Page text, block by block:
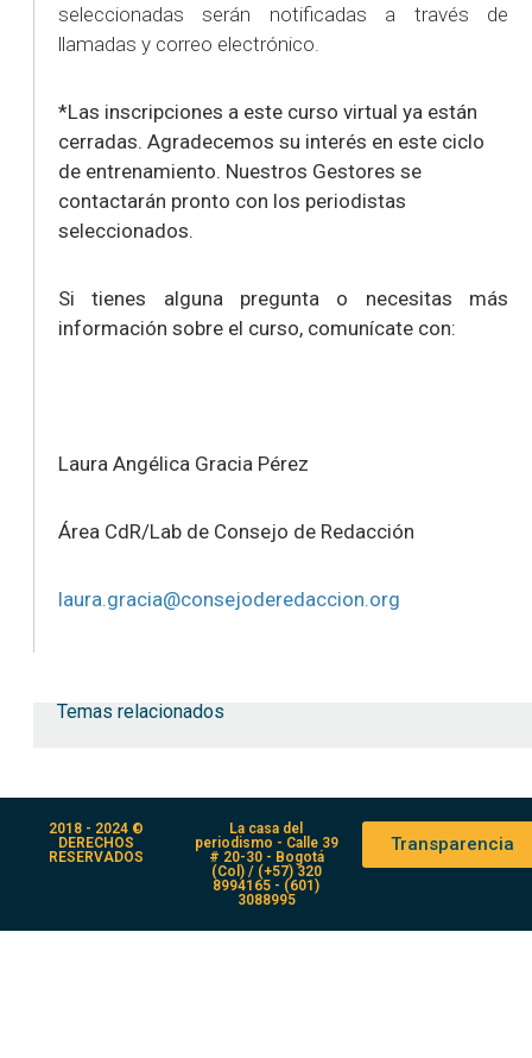
seleccionadas serán notificadas a través de
llamadas y correo electrónico.
*Las inscripciones a este curso virtual ya están
cerradas. Agradecemos su interés en este ciclo
de entrenamiento. Nuestros Gestores se
contactarán pronto con los periodistas
seleccionados.
Si tienes alguna pregunta o necesitas más
información sobre el curso, comunícate con:
Laura Angélica Gracia Pérez
Área CdR/Lab de Consejo de Redacción
laura.gracia@consejoderedaccion.org
Temas relacionados
2018 - 2024 ©
DERECHOS
RESERVADOS
La casa del
periodismo - Calle 39
# 20-30 - Bogotá
(Col) / (+57) 320
8994165 - (601)
3088995
Transparencia